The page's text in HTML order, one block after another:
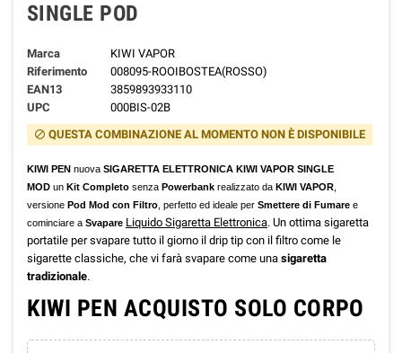
SINGLE POD
Marca
KIWI VAPOR
Riferimento
008095-ROOIBOSTEA(ROSSO)
EAN13
3859893933110
UPC
000BIS-02B
block QUESTA COMBINAZIONE AL MOMENTO NON È DISPONIBILE
KIWI PEN nuova SIGARETTA ELETTRONICA KIWI VAPOR SINGLE
MOD un Kit Completo senza Powerbank realizzato da KIWI VAPOR
versione Pod Mod con Filtro , perfetto ed ideale per Smettere di Fumare e
cominciare a Svapare Liquido Sigaretta Elettronica. Un ottima sigaretta
portatile per svapare tutto il giorno il drip tip con il filtro come le
sigarette classiche, che vi farà svapare come una sigaretta
tradizionale.
KIWI PEN ACQUISTO SOLO CORPO